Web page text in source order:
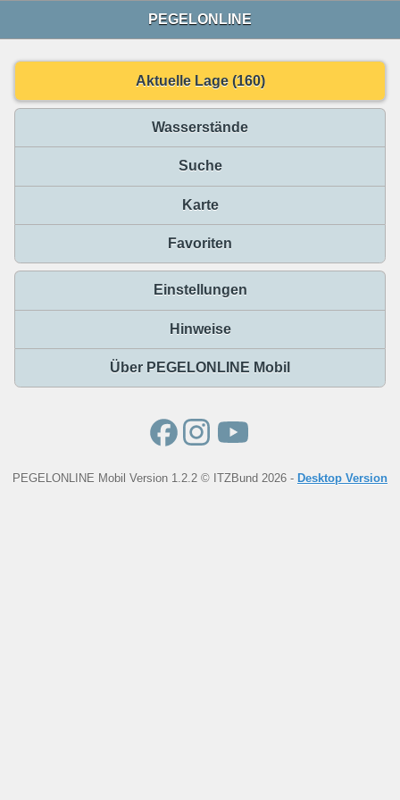
PEGELONLINE
Aktuelle Lage (160)
Wasserstände
Suche
Karte
Favoriten
Einstellungen
Hinweise
Über PEGELONLINE Mobil
PEGELONLINE Mobil Version 1.2.2 © ITZBund 2026 - Desktop Version